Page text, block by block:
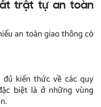
trật tự an toàn
an toàn giao thông có
kiến thức về các quy
biệt là ở những vùng